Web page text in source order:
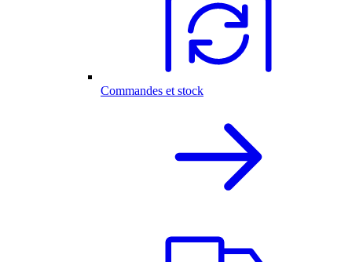
Commandes et stock